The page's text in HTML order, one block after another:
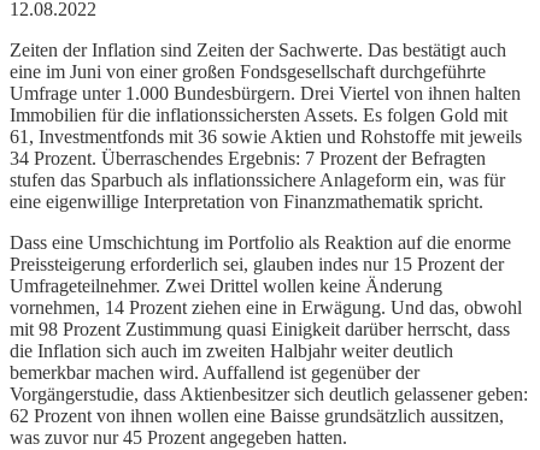
12.08.2022
Zeiten der Inflation sind Zeiten der Sachwerte. Das bestätigt auch
eine im Juni von einer großen Fondsgesellschaft durchgeführte
Umfrage unter 1.000 Bundesbürgern. Drei Viertel von ihnen halten
Immobilien für die inflationssichersten Assets. Es folgen Gold mit
61, Investmentfonds mit 36 sowie Aktien und Rohstoffe mit jeweils
34 Prozent. Überraschendes Ergebnis: 7 Prozent der Befragten
stufen das Sparbuch als inflationssichere Anlageform ein, was für
eine eigenwillige Interpretation von Finanzmathematik spricht.
Dass eine Umschichtung im Portfolio als Reaktion auf die enorme
Preissteigerung erforderlich sei, glauben indes nur 15 Prozent der
Umfrageteilnehmer. Zwei Drittel wollen keine Änderung
vornehmen, 14 Prozent ziehen eine in Erwägung. Und das, obwohl
mit 98 Prozent Zustimmung quasi Einigkeit darüber herrscht, dass
die Inflation sich auch im zweiten Halbjahr weiter deutlich
bemerkbar machen wird. Auffallend ist gegenüber der
Vorgängerstudie, dass Aktienbesitzer sich deutlich gelassener geben:
62 Prozent von ihnen wollen eine Baisse grundsätzlich aussitzen,
was zuvor nur 45 Prozent angegeben hatten.